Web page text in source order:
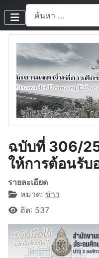
การค้นหา
ฉบับที่ 306/
ให้การต้อนรั
รายละเอียด
หมวด: ข่าว
ฮิต: 537